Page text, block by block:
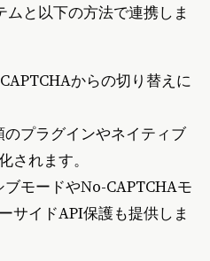
と以下の方法で連携しま
からの切り替えに
のプラグインやネイティブ
されます。
ブモードやNo-CAPTCHAモ
サイドAPI保護も提供しま